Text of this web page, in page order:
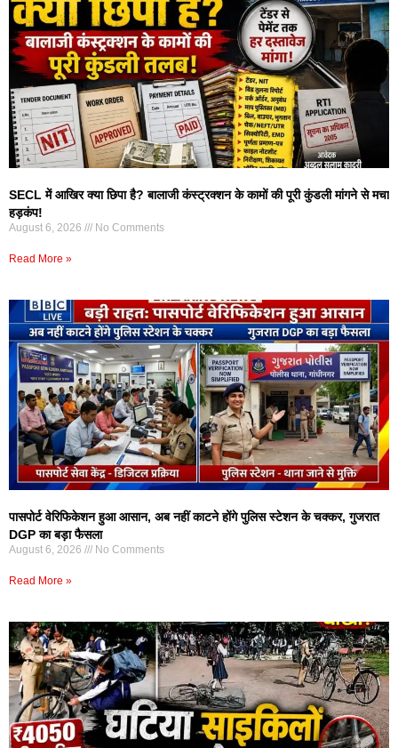
SECL में आखिर क्या छिपा है? बालाजी कंस्ट्रक्शन के कामों की पूरी कुंडली मांगने से मचा
हड़कंप!
August 6, 2026 No Comments
Read More »
पासपोर्ट वेरिफिकेशन हुआ आसान, अब नहीं काटने होंगे पुलिस स्टेशन के चक्कर, गुजरात
DGP का बड़ा फैसला
August 6, 2026 No Comments
Read More »